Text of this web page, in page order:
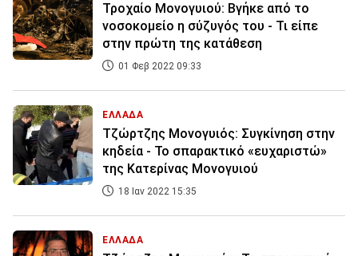
Τροχαίο Μονογυιού: Βγήκε από το
νοσοκομείο η σύζυγός του - Τι είπε
στην πρώτη της κατάθεση
01 Φεβ 2022 09:33
ΕΛΛΑΔΑ
Τζώρτζης Μονογυιός: Συγκίνηση στην
κηδεία - Το σπαρακτικό «ευχαριστώ»
της Κατερίνας Μονογυιού
18 Ιαν 2022 15:35
ΕΛΛΑΔΑ